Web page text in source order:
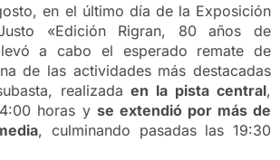
en el último día de la Exposición
«Edición Rigran, 80 años de
a cabo el esperado remate de
de las actividades más destacadas
realizadaen la pista central,
horas y se extendió por más de
, culminando pasadas las 19:30